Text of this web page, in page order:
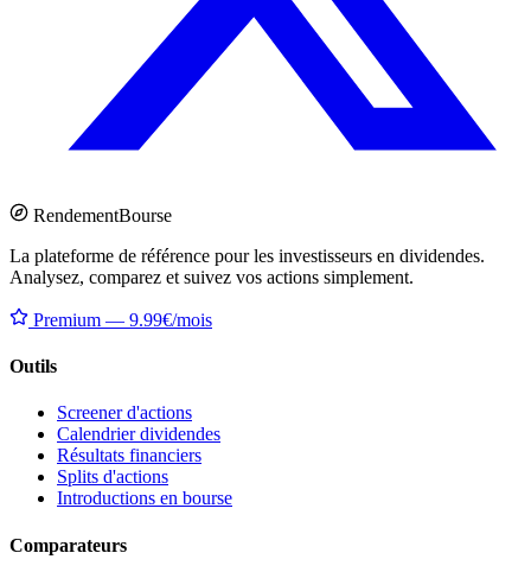
RendementBourse
La plateforme de référence pour les investisseurs en dividendes.
Analysez, comparez et suivez vos actions simplement.
Premium — 9.99€/mois
Outils
Screener d'actions
Calendrier dividendes
Résultats financiers
Splits d'actions
Introductions en bourse
Comparateurs